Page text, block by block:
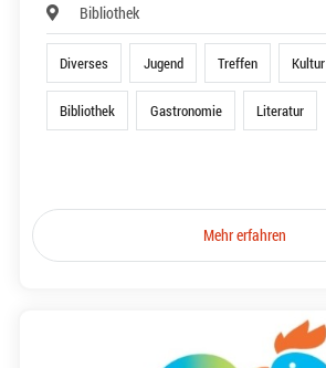
Bibliothek
Diverses Jugend Treffen Kultur
Bibliothek Gastronomie Literatur
Mehr erfahren